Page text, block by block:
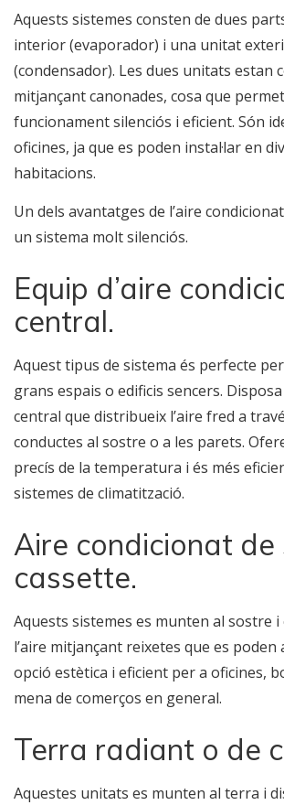
Aquests sistemes consten de dues
interior (evaporador) i una unitat
(condensador). Les dues unitats estan
mitjançant canonades, cosa que
funcionament silenciós i eficient. Són
oficines, ja que es poden instal·lar en
habitacions.
Un dels avantatges de l’aire
un sistema molt silenciós.
Equip d’aire
central.
Aquest tipus de sistema és perfecte
grans espais o edificis sencers.
central que distribueix l’aire fred a
conductes al sostre o a les parets.
precís de la temperatura i és més
sistemes de climatització.
Aire condicionat de
cassette.
Aquests sistemes es munten al sostre
l’aire mitjançant reixetes que es poden
opció estètica i eficient per a oficines,
mena de comerços en general.
Terra radiant o de
Aquestes unitats es munten al terra i